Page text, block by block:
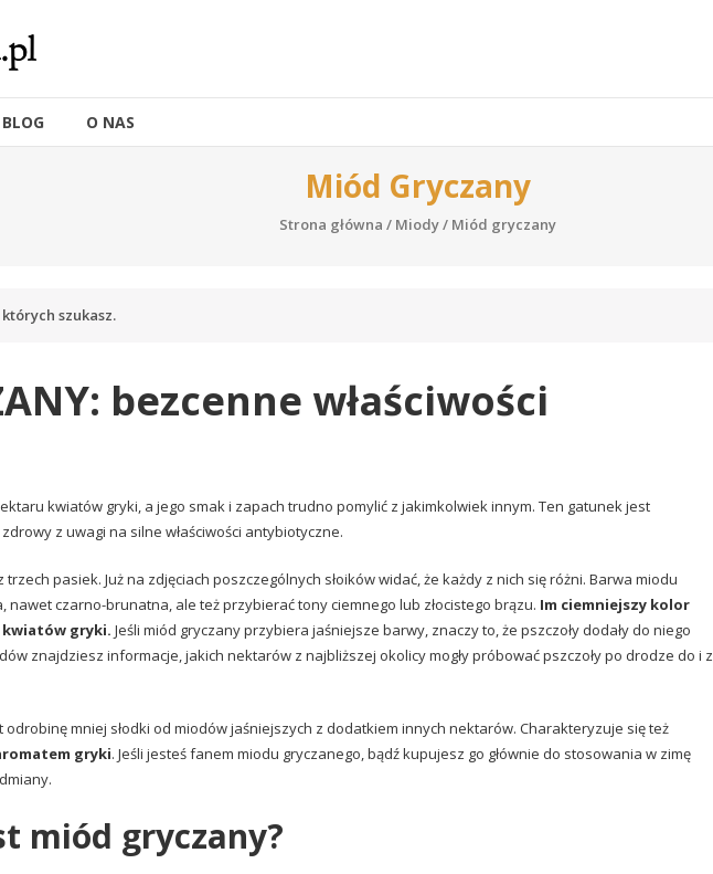
BLOG O NAS
Miód Gryczany
Strona główna / Miody/ Miód gryczany
szukasz.
bezcenne właściwości
kwiatów gryki, a jego smak i zapach trudno pomylić z jakimkolwiek innym. Ten gatunek jest
z uwagi na silne właściwości antybiotyczne.
pasiek. Już na zdjęciach poszczególnych słoików widać, że każdy z nich się różni. Barwa miodu
nawet czarno-brunatna, ale też przybierać tony ciemnego lub złocistego brązu. Im ciemniejszy kolor
gryki. Jeśli miód gryczany przybiera jaśniejsze barwy, znaczy to, że pszczoły dodały do niego
znajdziesz informacje, jakich nektarów z najbliższej okolicy mogły próbować pszczoły po drodze do i z
odrobinę mniej słodki od miodów jaśniejszych z dodatkiem innych nektarów. Charakteryzuje się też
gryki. Jeśli jesteś fanem miodu gryczanego, bądź kupujesz go głównie do stosowania w zimę
miód gryczany?